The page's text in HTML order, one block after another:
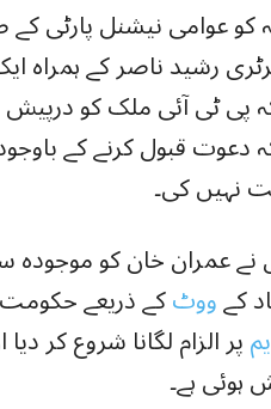
کو عوامی نیشنل پارٹی
رشید ناصر کے ہمراہ
پی ٹی آئی ملک کو
دعوت قبول کرنے کے
نہیں کی۔
نے عمران خان کو موجودہ
کےووٹکے ذریعے
پر الزام لگانا شروع کر
ہوئی ہے۔